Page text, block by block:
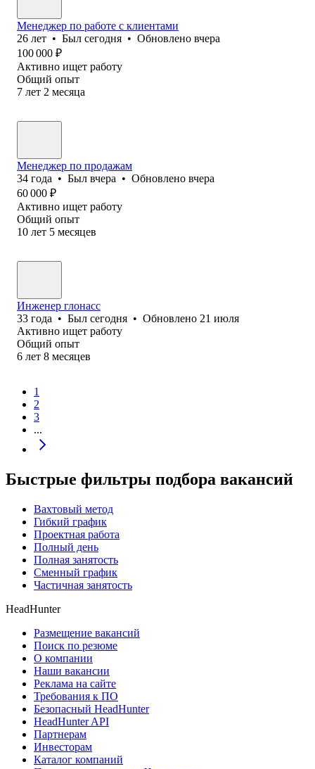
Менеджер по работе с клиентами
26 лет • Был сегодня • Обновлено вчера
100 000 ₽
Активно ищет работу
Общий опыт
7 лет 2 месяца
Менеджер по продажам
34 года • Был вчера • Обновлено вчера
60 000 ₽
Активно ищет работу
Общий опыт
10 лет 5 месяцев
Инженер глонасс
33 года • Был сегодня • Обновлено 21 июля
Активно ищет работу
Общий опыт
6 лет 8 месяцев
1
2
3
...
Быстрые фильтры подбора вакансий
Вахтовый метод
Гибкий график
Проектная работа
Полный день
Полная занятость
Сменный график
Частичная занятость
HeadHunter
Размещение вакансий
Поиск по резюме
О компании
Наши вакансии
Реклама на сайте
Требования к ПО
Безопасный HeadHunter
HeadHunter API
Партнерам
Инвесторам
Каталог компаний